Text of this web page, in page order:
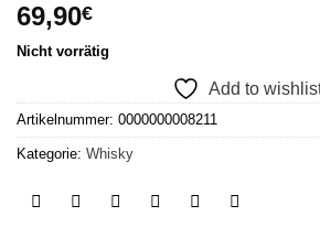
69,90€
Nicht vorrätig
Add to
Artikelnummer: 0000000008211
Kategorie: Whisky